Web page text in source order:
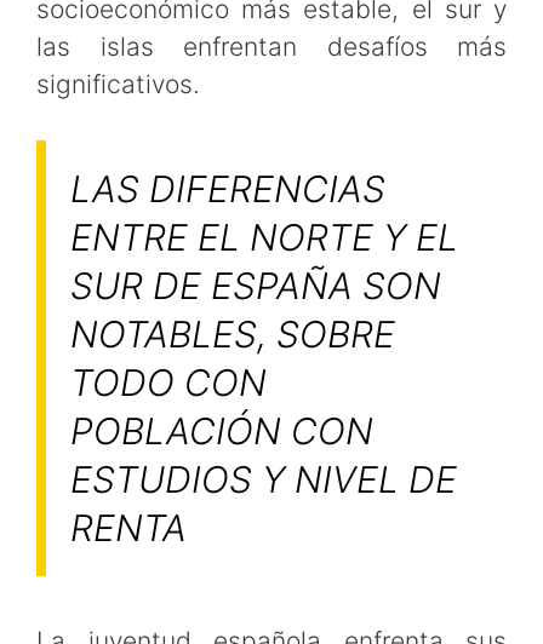
socioeconómico más estable, el sur y
las islas enfrentan desafíos más
significativos.
LAS DIFERENCIAS
ENTRE EL NORTE Y EL
SUR DE ESPAÑA SON
NOTABLES, SOBRE
TODO CON
POBLACIÓN CON
ESTUDIOS Y NIVEL DE
RENTA